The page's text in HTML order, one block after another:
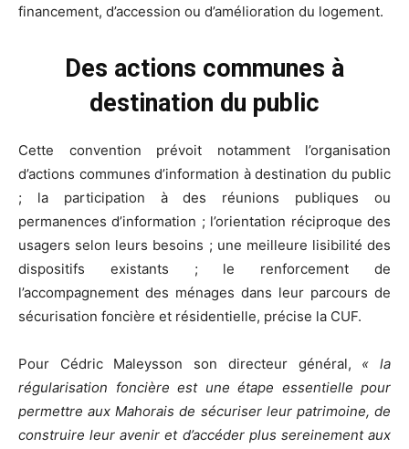
financement, d’accession ou d’amélioration du logement.
Des actions communes à
destination du public
Cette convention prévoit notamment l’organisation
d’actions communes d’information à destination du public
; la participation à des réunions publiques ou
permanences d’information ; l’orientation réciproque des
usagers selon leurs besoins ; une meilleure lisibilité des
dispositifs existants ; le renforcement de
l’accompagnement des ménages dans leur parcours de
sécurisation foncière et résidentielle, précise la CUF.
Pour Cédric Maleysson son directeur général, « la
régularisation foncière est une étape essentielle pour
permettre aux Mahorais de sécuriser leur patrimoine, de
construire leur avenir et d’accéder plus sereinement aux